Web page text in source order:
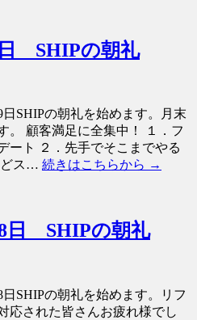
SHIPの朝礼
SHIPの朝礼を始めます。月末
。 顧客満足に全集中！ １．フ
ート ２．先手でそこまでやる
どス… 続きはこちらから →
日 SHIPの朝礼
SHIPの朝礼を始めます。リフ
応された皆さんお疲れ様でし